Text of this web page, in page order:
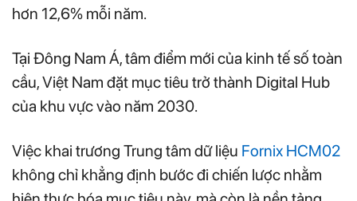
hơn 12,6% mỗi năm.
Tại Đông Nam Á, tâm điểm mới của kinh tế số toàn
cầu, Việt Nam đặt mục tiêu trở thành Digital Hub
của khu vực vào năm 2030.
Việc khai trương Trung tâm dữ liệu Fornix HCM02
không chỉ khẳng định bước đi chiến lược nhằm